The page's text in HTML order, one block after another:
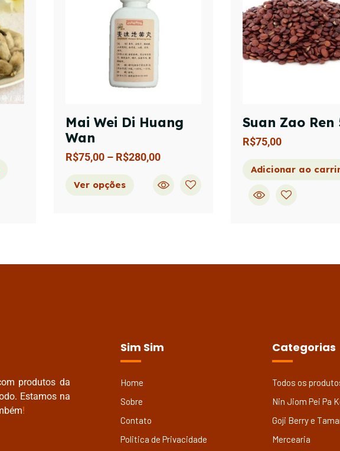
Mai Wei Di Huang
Wan
R$75,00 – R$280,00
Ver opções
Suan Zao Ren
R$75,00
Adicionar ao
produtos da
Estamos na
!
Sim Sim
Home
Sobre
Contato
Politica de Privacidade
Categorias
Todos os
Nin Jiom Pei Pa
Goji Berry e
Mercearia